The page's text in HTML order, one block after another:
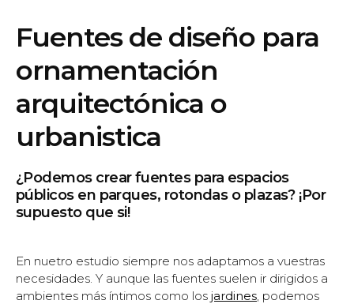
Fuentes de diseño para
ornamentación
arquitectónica o
urbanistica
¿Podemos crear fuentes para espacios
públicos en parques, rotondas o plazas? ¡Por
supuesto que si!
En nuetro estudio siempre nos adaptamos a vuestras
necesidades. Y aunque las fuentes suelen ir dirigidos a
ambientes más íntimos como los jardines, podemos